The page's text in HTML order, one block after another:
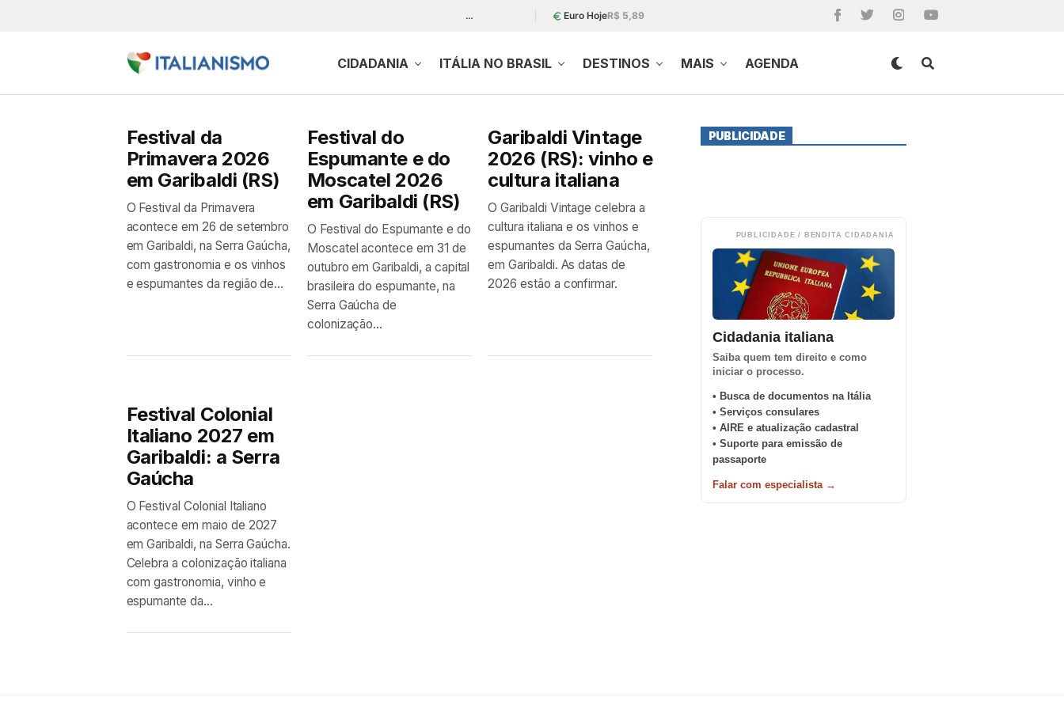
… Euro HojeR$ 5,89
CIDADANIA ITÁLIA NO BRASIL DESTINOS MAIS AGENDA
Festival da
Primavera 2026
em Garibaldi (RS)
O Festival da Primavera
acontece em 26 de setembro
em Garibaldi, na Serra Gaúcha,
com gastronomia e os vinhos
e espumantes da região de...
Festival do
Espumante e do
Moscatel 2026
em Garibaldi (RS)
O Festival do Espumante e do
Moscatel acontece em 31 de
outubro em Garibaldi, a capital
brasileira do espumante, na
Serra Gaúcha de
colonização...
Garibaldi Vintage
2026 (RS): vinho e
cultura italiana
O Garibaldi Vintage celebra a
cultura italiana e os vinhos e
espumantes da Serra Gaúcha,
em Garibaldi. As datas de
2026 estão a confirmar.
Festival Colonial
Italiano 2027 em
Garibaldi: a Serra
Gaúcha
O Festival Colonial Italiano
acontece em maio de 2027
em Garibaldi, na Serra Gaúcha.
Celebra a colonização italiana
com gastronomia, vinho e
espumante da...
PUBLICIDADE
PUBLICIDADE / BENDITA CIDADANIA
Cidadania italiana
Saiba quem tem direito e como
iniciar o processo.
• Busca de documentos na Itália
• Serviços consulares
• AIRE e atualização cadastral
• Suporte para emissão de
passaporte
Falar com especialista →